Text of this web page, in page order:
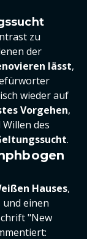
zu
der
lässt,
wieder auf
Vorgehen,
des
.
Hauses,
einen
"New